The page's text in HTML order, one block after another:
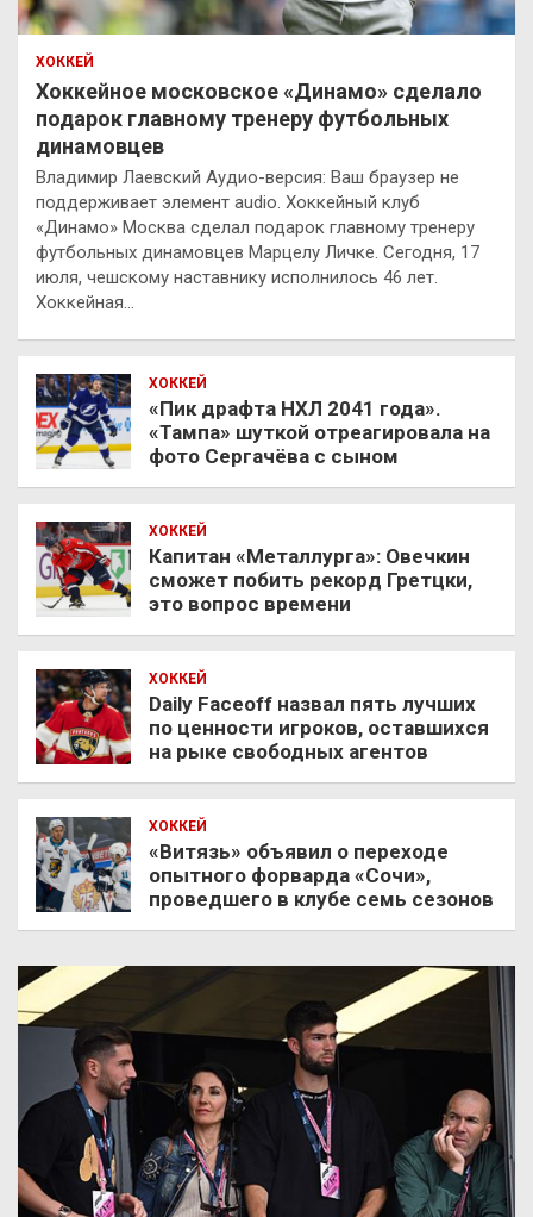
ХОККЕЙ
Хоккейное московское «Динамо» сделало
подарок главному тренеру футбольных
динамовцев
Владимир Лаевский Аудио-версия: Ваш браузер не
поддерживает элемент audio. Хоккейный клуб
«Динамо» Москва сделал подарок главному тренеру
футбольных динамовцев Марцелу Личке. Сегодня, 17
июля, чешскому наставнику исполнилось 46 лет.
Хоккейная…
ХОККЕЙ
«Пик драфта НХЛ 2041 года».
«Тампа» шуткой отреагировала на
фото Сергачёва с сыном
ХОККЕЙ
Капитан «Металлурга»: Овечкин
сможет побить рекорд Гретцки,
это вопрос времени
ХОККЕЙ
Daily Faceoff назвал пять лучших
по ценности игроков, оставшихся
на рыке свободных агентов
ХОККЕЙ
«Витязь» объявил о переходе
опытного форварда «Сочи»,
проведшего в клубе семь сезонов